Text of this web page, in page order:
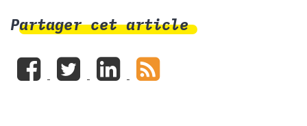
Partager cet article